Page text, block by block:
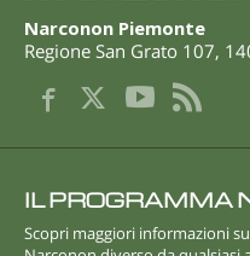
Narconon Piemonte
Regione San Grato 107,
IL PROGRAMMA
Scopri maggiori informazioni